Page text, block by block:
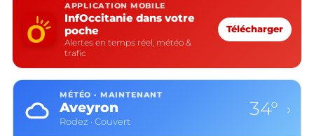
APPLICATION MOBILE
InfOccitanie dans votre
poche
Alertes en temps réel, météo &
trafic
Télécharger
MÉTÉO · MAINTENANT
Aveyron
Rodez · Couvert
34° ›